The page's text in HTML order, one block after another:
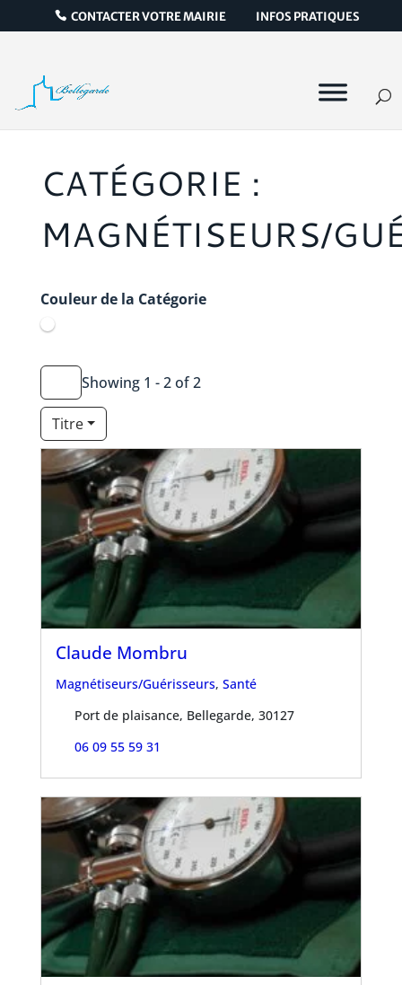
CONTACTER VOTRE MAIRIE INFOS PRATIQUES
CATÉGORIE :
MAGNÉTISEURS/
Couleur de la Catégorie
Showing 1 - 2 of 2
Titre
Claude Mombru
Magnétiseurs/Guérisseurs, Santé
Port de plaisance, Bellegarde, 30127
06 09 55 59 31